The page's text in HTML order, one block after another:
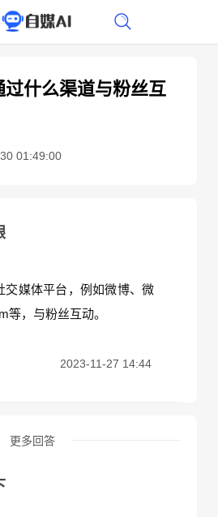
什么渠道与粉丝互
01:49:00
交媒体平台，例如微博、微
等，与粉丝互动。
2023-11-27 14:44
更多回答